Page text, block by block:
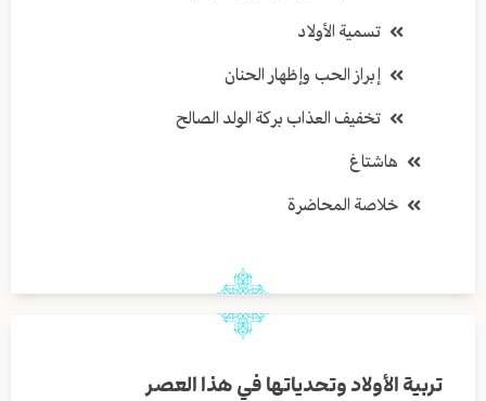
تسمية الأولاد
إبراز الحب وإظهار الحنان
تخفيف العذاب بركة الولد الصالح
هاشتاغ
خلاصة المحاضرة
تربية الأولاد وتحدياتها في هذا العصر